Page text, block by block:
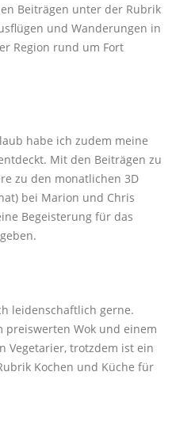
Beiträgen unter der Rubrik
und Wanderungen in
Region rund um Fort
habe ich zudem meine
Mit den Beiträgen zu
zu den monatlichen 3D
bei Marion und Chris
Begeisterung für das
leidenschaftlich gerne.
preiswerten Wok und einem
Vegetarier, trotzdem ist ein
Kochen und Küche für